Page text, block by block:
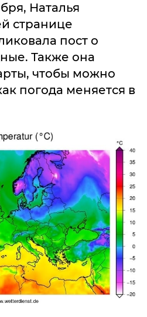
Наталья
странице
пост о
Также она
чтобы можно
погода меняется в